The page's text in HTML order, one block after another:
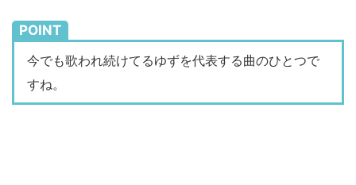
POINT
今でも歌われ続けてるゆずを代表する曲のひとつで
すね。